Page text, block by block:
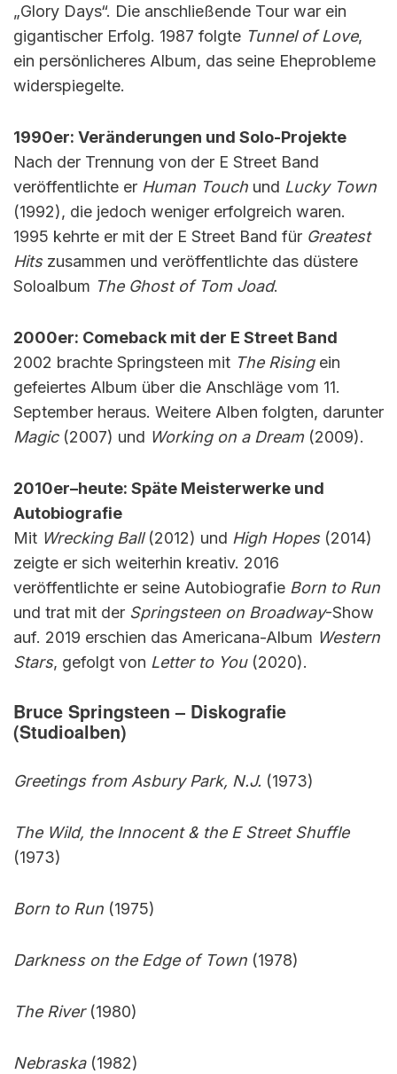
„Glory Days“. Die anschließende Tour war ein
gigantischer Erfolg. 1987 folgte Tunnel of Love,
ein persönlicheres Album, das seine Eheprobleme
widerspiegelte.
1990er: Veränderungen und Solo-Projekte
Nach der Trennung von der E Street Band
veröffentlichte er Human Touch und Lucky Town
(1992), die jedoch weniger erfolgreich waren.
1995 kehrte er mit der E Street Band für Greatest
Hitszusammen und veröffentlichte das düstere
Soloalbum The Ghost of Tom Joad.
2000er: Comeback mit der E Street Band
2002 brachte Springsteen mit The Risingein
gefeiertes Album über die Anschläge vom 11.
September heraus. Weitere Alben folgten, darunter
Magic(2007) und Working on a Dream(2009).
2010er–heute: Späte Meisterwerke und
Autobiografie
Mit Wrecking Ball(2012) und High Hopes(2014)
zeigte er sich weiterhin kreativ. 2016
veröffentlichte er seine Autobiografie Born to Run
und trat mit der Springsteen on Broadway-Show
auf. 2019 erschien das Americana-Album Western
Stars, gefolgt von Letter to You(2020).
Bruce Springsteen – Diskografie
(Studioalben)
Greetings from Asbury Park, N.J. (1973)
The Wild, the Innocent & the E Street Shuffle
(1973)
Born to Run (1975)
Darkness on the Edge of Town (1978)
The River(1980)
Nebraska(1982)